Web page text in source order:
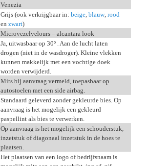
Venezia
Grijs (ook verkrijgbaar in:beige ,blauw,rood
enzwart)
Microvezelvelours – alcantara look
Ja, uitwasbaar op 30º . Aan de lucht laten
drogen (niet in de wasdroger). Kleine vlekken
kunnen makkelijk met een vochtige doek
worden verwijderd.
Mits bij aanvraag vermeld, toepasbaar op
autostoelen met een side airbag.
Standaard geleverd zonder gekleurde bies. Op
aanvraag is het mogelijk een gekleurd
paspellint als bies te verwerken.
Op aanvraag is het mogelijk een schouderstuk,
inzetstuk of diagonaal inzetstuk in de hoes te
plaatsen.
Het plaatsen van een logo of bedrijfsnaam is